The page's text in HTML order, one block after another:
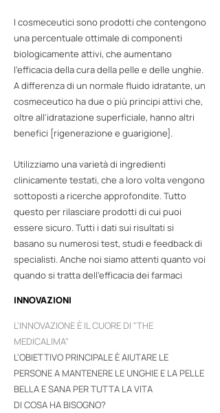
I cosmeceutici sono prodotti che contengono
una percentuale ottimale di componenti
biologicamente attivi, che aumentano
l'efficacia della cura della pelle e delle unghie.
A differenza di un normale fluido idratante, un
cosmeceutico ha due o più principi attivi che,
oltre all'idratazione superficiale, hanno altri
benefici [rigenerazione e guarigione].
Utilizziamo una varietà di ingredienti
clinicamente testati, che a loro volta vengono
sottoposti a ricerche approfondite. Tutto
questo per rilasciare prodotti di cui puoi
essere sicuro. Tutti i dati sui risultati si
basano su numerosi test, studi e feedback di
specialisti. Anche noi siamo attenti quanto voi
quando si tratta dell’efficacia dei farmaci
INNOVAZIONI
L'INNOVAZIONE È IL CUORE DI "THE
MEDICALIMA"
L'OBIETTIVO PRINCIPALE È AIUTARE LE
PERSONE A MANTENERE LE UNGHIE E LA PELLE
BELLA E SANA PER TUTTA LA VITA
DI COSA HA BISOGNO?